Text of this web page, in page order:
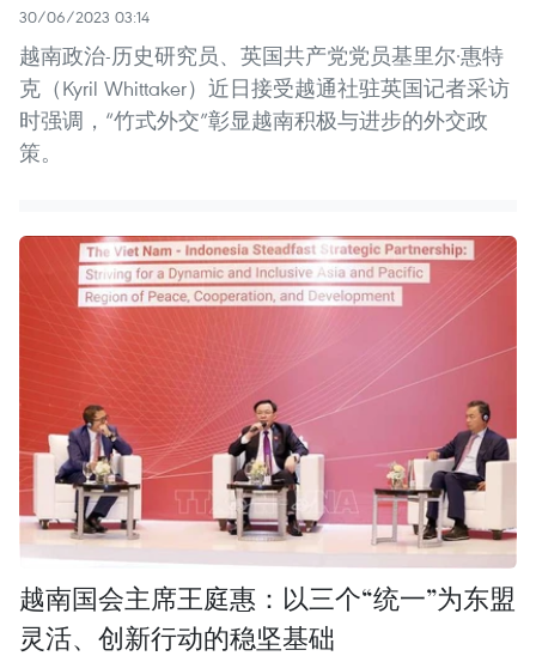
30/06/2023 03:14
越南政治-历史研究员、英国共产党党员基里尔·惠特
克（Kyril Whittaker）近日接受越通社驻英国记者采访
时强调，“竹式外交”彰显越南积极与进步的外交政
策。
越南国会主席王庭惠：以三个“统一”为东盟
灵活、创新行动的稳坚基础